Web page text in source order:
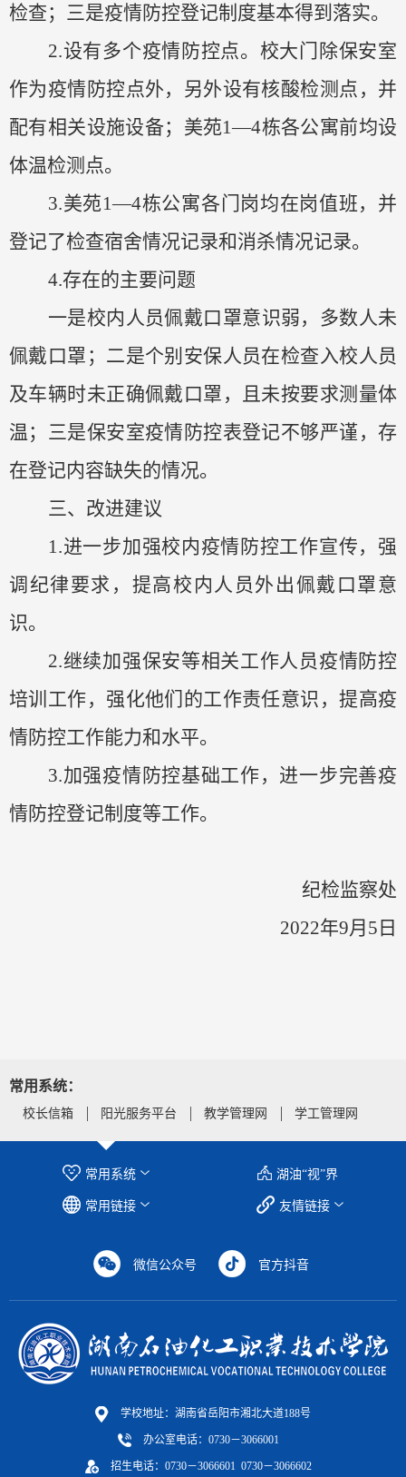
检查；三是疫情防控登记制度基本得到落实。
2.设有多个疫情防控点。校大门除保安室
作为疫情防控点外，另外设有核酸检测点，并
配有相关设施设备； 美苑1—4栋各公寓前均设
体温检测点。
3.美苑1—4栋公寓各门岗均在岗值班，并
登记了检查宿舍情况记录和消杀情况记录。
4.存在的主要问题
一是校内人员佩戴口罩意识弱，多数人未
佩戴口罩 ； 二是个别安保人员在检查入校人员
及车辆时未正确佩戴口罩，且未按要求测量体
温；三是保安室疫情防控表登记不够严谨，存
在登记内容缺失的情况。
三、改进建议
1.进一步加强校内疫情防控工作宣传，强
调纪律要求，提高校内人员外出佩戴口罩意
识。
2.继续加强保安等相关工作人员疫情防控
培训工作， 强化他们的工作责任意识，提高疫
情防控工作能力和水平。
3.加强疫情防控基础工作，进一步完善疫
情防控登记制度等工作。
纪检监察处
2022年9月5日
常用系统：
校长信箱 阳光服务平台 教学管理网 学工管理网
湖油“视”界
常用系统
友情链接
常用链接
微信公众号 官方抖音
学校地址：湖南省岳阳市湘北大道188号
办公室电话：0730－3066001
招生电话：0730－3066601 0730－3066602